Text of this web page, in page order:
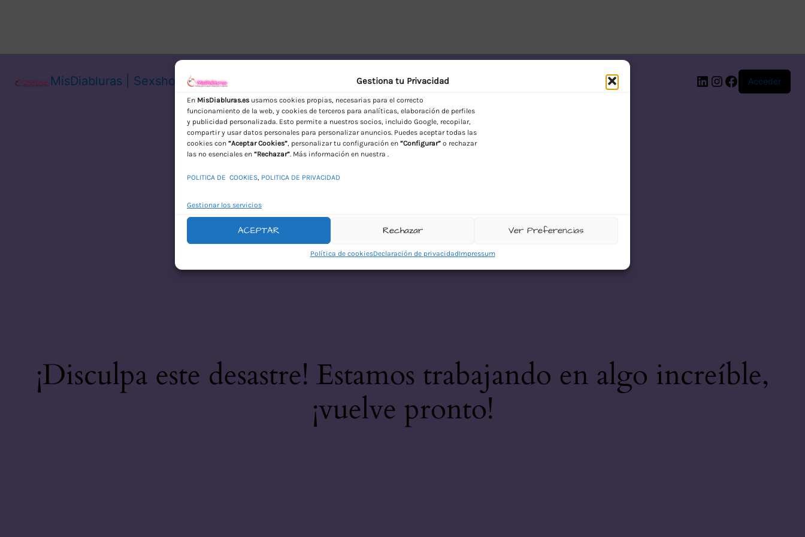
Gestiona tu Privacidad
En MisDiabluras.es usamos cookies propias, necesarias para el correcto
funcionamiento de la web, y cookies de terceros para analíticas, elaboración de perfiles
y publicidad personalizada. Esto permite a nuestros socios, incluido Google, recopilar,
compartir y usar datos personales para personalizar anuncios. Puedes aceptar todas las
cookies con “Aceptar Cookies”, personalizar tu configuración en “Configurar” o rechazar
las no esenciales en “Rechazar”. Más información en nuestra .
POLITICA DE COOKIES, POLITICA DE PRIVACIDAD
Gestionar los servicios
ACEPTAR Rechazar Ver Preferencias
Política de cookiesDeclaración de privacidadImpressum
MisDiabluras | Sexshop Online con Envío Discreto en España
LinkedIn
Instagram
Facebook
Acceder
¡Disculpa este desastre! Estamos trabajando en algo increíble,
¡vuelve pronto!